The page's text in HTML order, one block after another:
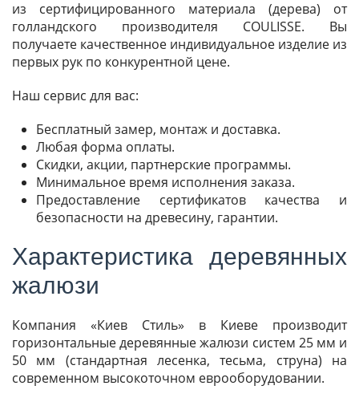
из сертифицированного материала (дерева) от
голландского производителя COULISSE. Вы
получаете качественное индивидуальное изделие из
первых рук по конкурентной цене.
Наш сервис для вас:
Бесплатный замер, монтаж и доставка.
Любая форма оплаты.
Скидки, акции, партнерские программы.
Минимальное время исполнения заказа.
Предоставление сертификатов качества и
безопасности на древесину, гарантии.
Характеристика деревянных
жалюзи
Компания «Киев Стиль» в Киеве производит
горизонтальные деревянные жалюзи систем 25 мм и
50 мм (стандартная лесенка, тесьма, струна) на
современном высокоточном еврооборудовании.